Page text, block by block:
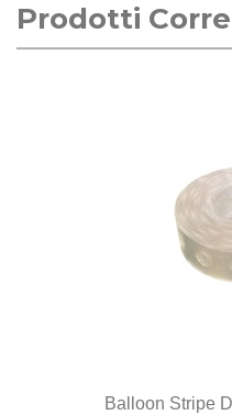
Prodotti
Balloon Stripe